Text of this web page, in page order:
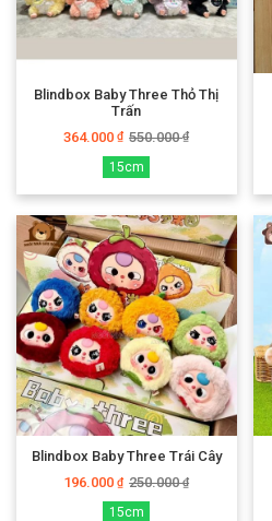
Blindbox Baby Three Thỏ Thị
Trấn
364.000₫ 550.000₫
15cm
Blindbox Baby Three Trái Cây
196.000₫ 250.000₫
15cm